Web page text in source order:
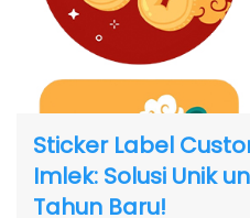
Sticker Label
Imlek: Solusi Unik
Tahun Baru!